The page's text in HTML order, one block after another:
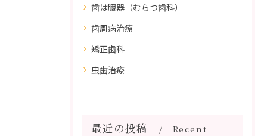
歯は臓器（むらつ歯科）
歯周病治療
矯正歯科
虫歯治療
最近の投稿
Recent